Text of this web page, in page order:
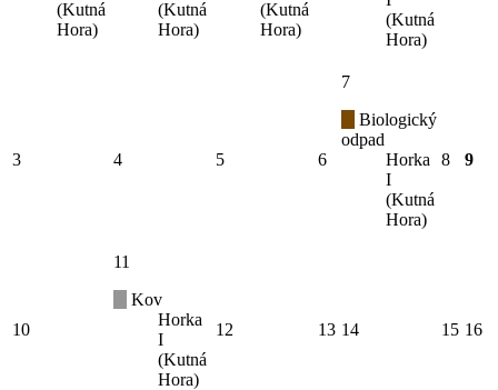
(Kutná
Hora)
(Kutná
Hora)
(Kutná
Hora)
(Kutná
Hora)
3 4 5 6
7
Biologický
odpad
Horka
I
(Kutná
Hora)
8 9
10
11
Kov
Horka
I
(Kutná
Hora)
12 13 14 15 16